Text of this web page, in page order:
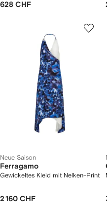
628 CHF
Neue Saison
Ferragamo
Gewickeltes Kleid mit Nelken-Print
2 160 CHF